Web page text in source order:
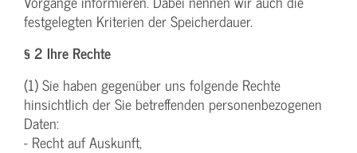
festgelegten Kriterien der Speicherdauer.
§ 2 Ihre Rechte
(1) Sie haben gegenüber uns folgende Rechte
hinsichtlich der Sie betreffenden personenbezogenen
Daten:
- Recht auf Auskunft,